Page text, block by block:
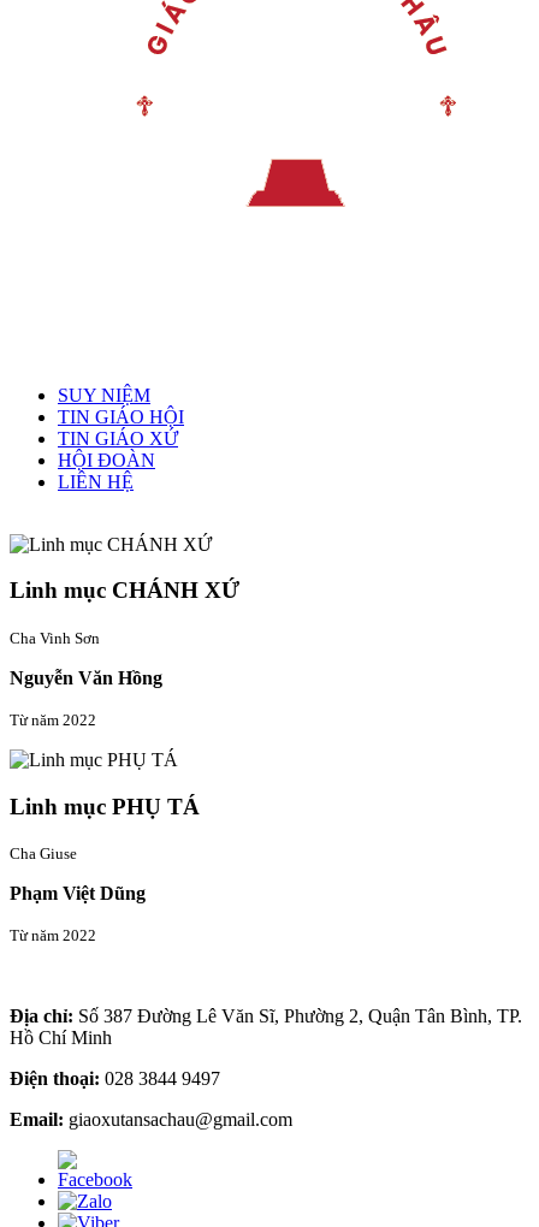
SUY NIỆM
TIN GIÁO HỘI
TIN GIÁO XỨ
HỘI ĐOÀN
LIÊN HỆ
Linh mục CHÁNH XỨ
Cha Vinh Sơn
Nguyễn Văn Hồng
Từ năm 2022
Linh mục PHỤ TÁ
Cha Giuse
Phạm Việt Dũng
Từ năm 2022
Địa chỉ: Số 387 Đường Lê Văn Sĩ, Phường 2, Quận Tân Bình, TP.
Hồ Chí Minh
Điện thoại: 028 3844 9497
Email: giaoxutansachau@gmail.com